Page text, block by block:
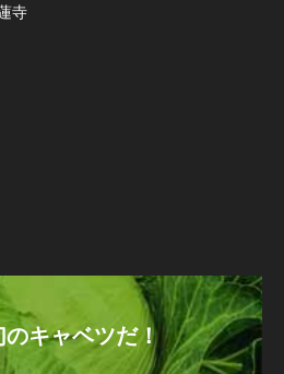
寺
のキャベツだ！